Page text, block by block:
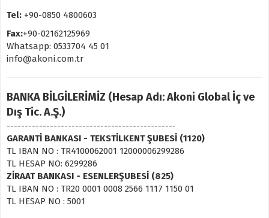
Tel: +90-0850 4800603
Fax:+90-02162125969
Whatsapp: 0533704 45 01
info@akoni.com.tr
BANKA BİLGİLERİMİZ (Hesap Adı: Akoni Global İç ve
Dış Tic. A.Ş.)
-----------------------------------------------
GARANTİ BANKASI - TEKSTİLKENT ŞUBESİ (1120)
TL IBAN NO : TR4100062001 12000006299286
TL HESAP NO: 6299286
ZİRAAT BANKASI - ESENLERŞUBESİ (825)
TL IBAN NO : TR20 0001 0008 2566 1117 1150 01
TL HESAP NO : 5001